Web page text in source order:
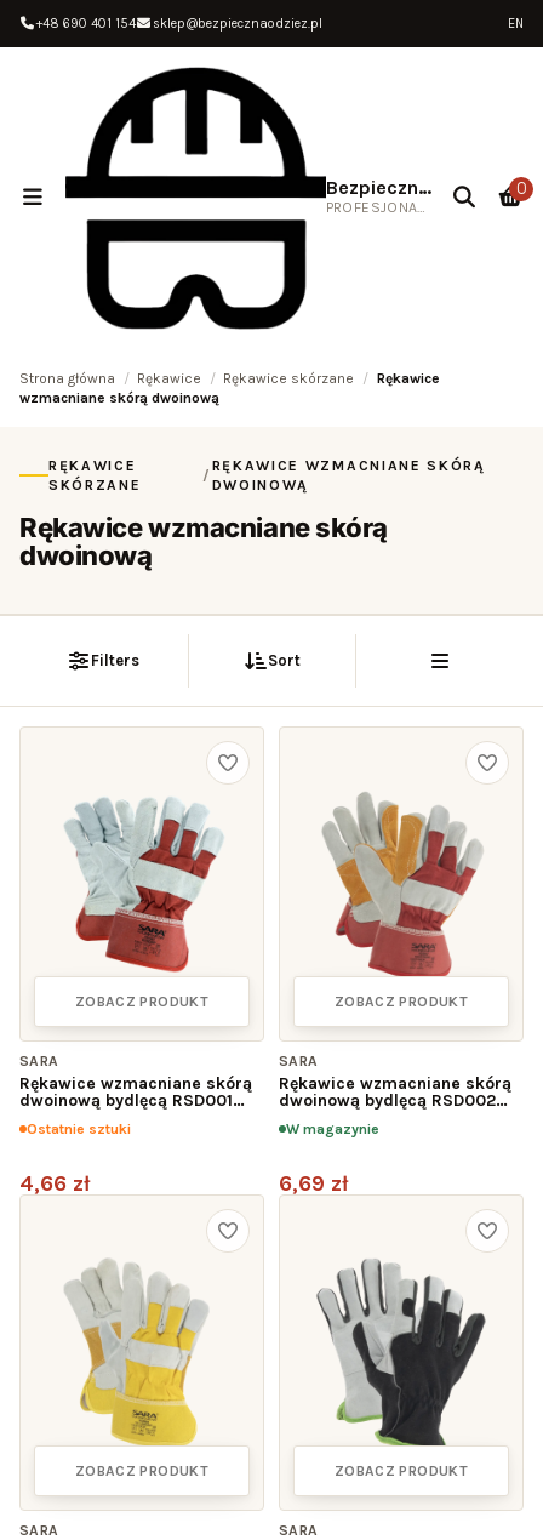
+48 690 401 154 sklep@bezpiecznaodziez.pl EN
Bezpieczna Odzież
PROFESJONALNA ODZIEŻ ROBOCZA
0
Strona główna Rękawice Rękawice skórzane
Rękawice
wzmacniane skórą dwoinową
RĘKAWICE
SKÓRZANE
/
RĘKAWICE WZMACNIANE SKÓRĄ
DWOINOWĄ
Rękawice wzmacniane skórą
dwoinową
Filters Sort
ZOBACZ PRODUKT
SARA
Rękawice wzmacniane skórą
dwoinową bydlęcą RSD001
Ostatnie sztuki
4,66 zł
ZOBACZ PRODUKT
SARA
Rękawice wzmacniane skórą
dwoinową bydlęcą RSD002
W magazynie
6,69 zł
ZOBACZ PRODUKT
SARA
ZOBACZ PRODUKT
SARA